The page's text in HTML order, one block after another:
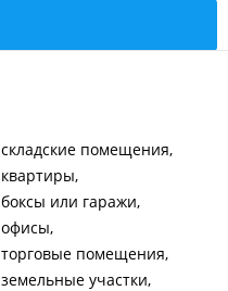
складские помещения
квартиры
боксы или гаражи
офисы
торговые помещения
земельные участки